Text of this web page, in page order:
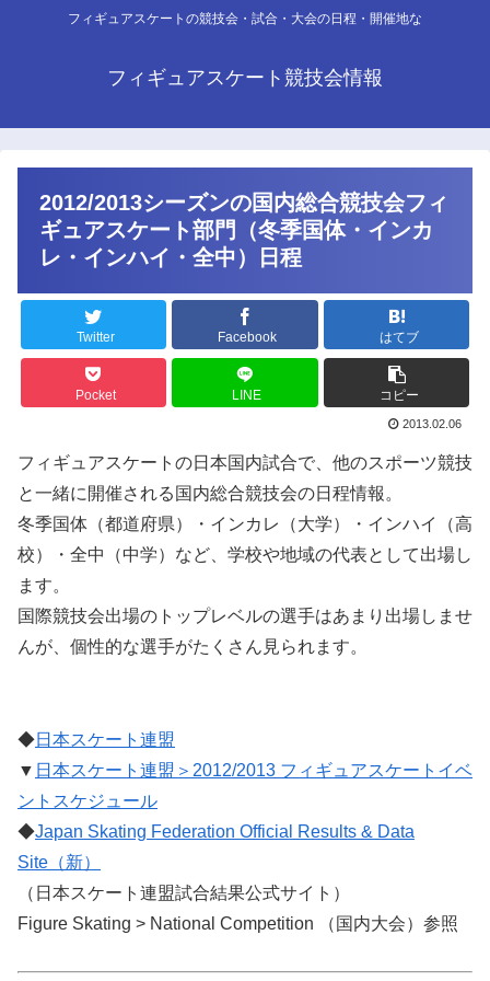
フィギュアスケートの競技会・試合・大会の日程・開催地な
フィギュアスケート競技会情報
2012/2013シーズンの国内総合競技会フィ
ギュアスケート部門（冬季国体・インカ
レ・インハイ・全中）日程
Twitter Facebook はてブ
Pocket LINE コピー
2013.02.06
フィギュアスケートの日本国内試合で、他のスポーツ競技
と一緒に開催される国内総合競技会の日程情報。
冬季国体（都道府県）・インカレ（大学）・インハイ（高
校）・全中（中学）など、学校や地域の代表として出場し
ます。
国際競技会出場のトップレベルの選手はあまり出場しませ
んが、個性的な選手がたくさん見られます。
◆日本スケート連盟
▼ 日本スケート連盟＞2012/2013 フィギュアスケートイベ
ントスケジュール
◆Japan Skating Federation Official Results & Data
Site（新）
（日本スケート連盟試合結果公式サイト）
Figure Skating > National Competition （国内大会）参照